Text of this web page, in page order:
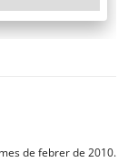
de febrer de 2010.